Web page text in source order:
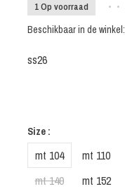
1 Op voorraad • •
Beschikbaar in de winkel:
ss26
Size :
mt 104 mt 110
mt 140
mt 152